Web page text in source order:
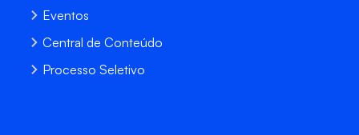
Eventos
Central de Conteúdo
Processo Seletivo